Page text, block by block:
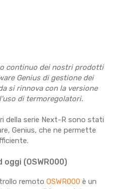
continuo dei nostri prodotti
Genius di gestione dei
si rinnova con la versione
di termoregolatori.
della serie Next-R sono stati
Genius, che ne permette
oggi (OSWR000)
remoto OSWR000 è un